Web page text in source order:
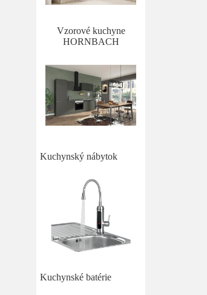
Vzorové kuchyne
HORNBACH
Kuchynský nábytok
Kuchynské batérie